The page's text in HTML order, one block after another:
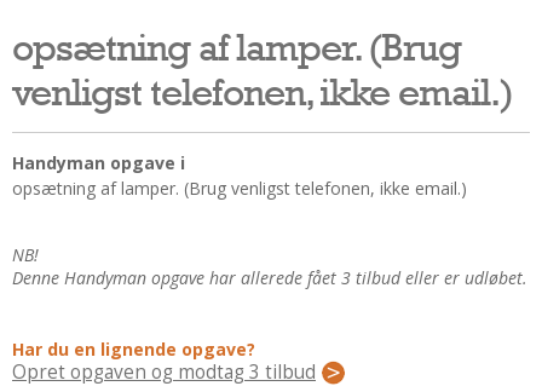
BOLIG KØBERÅDGIVNING
TØMRER/SNEDKER
Montage Og Nybyg
Alt Om Køkkenet
Andet
Regler Og Love
opsætning af lamper. (Brug
venligst telefonen, ikke email.)
Handyman opgave i
opsætning af lamper. (Brug venligst telefonen, ikke email.)
NB!
Denne Handyman opgave har allerede fået 3 tilbud eller er udløbet.
Har du en lignende opgave?
Opret opgaven og modtag 3 tilbud